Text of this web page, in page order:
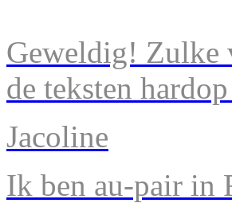
Geweldig! Zulke
de teksten
Jacoline
Ik ben au-pair in